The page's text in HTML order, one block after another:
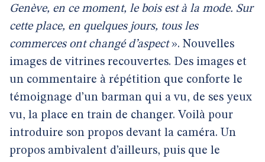
Genève, en ce moment, le bois est à la mode. Sur
cette place, en quelques jours, tous les
commerces ont changé d’aspect». Nouvelles
images de vitrines recouvertes. Des images et
un commentaire à répétition que conforte le
témoignage d’un barman qui a vu, de ses yeux
vu, la place en train de changer. Voilà pour
introduire son propos devant la caméra. Un
propos ambivalent d’ailleurs, puis que le